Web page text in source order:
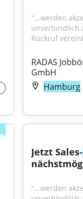
"...werden
unverbindlich
Rückruf
RADAS
GmbH
Hamburg
Jetzt Sales-
"...werden